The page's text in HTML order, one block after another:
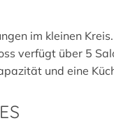
im kleinen
verfügt über 5
und eine